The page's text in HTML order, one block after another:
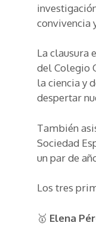
convivencia
La clausura
del Colegio
la ciencia y
despertar
También
Sociedad
un par de
Los tres
🥇 Elena